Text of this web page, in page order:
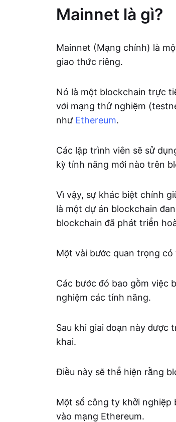
Mainnet là gì?
Mainnet (Mạng chính) là
giao thức riêng.
Nó là một blockchain trực
với mạng thử nghiệm
như Ethereum.
Các lập trình viên sẽ sử
kỳ tính năng mới nào trên
Vì vậy, sự khác biệt chính
là một dự án blockchain
blockchain đã phát triển
Một vài bước quan trọng
Các bước đó bao gồm việc
nghiệm các tính năng.
Sau khi giai đoạn này được
khai.
Điều này sẽ thể hiện rằng
Một số công ty khởi nghiệp
vào mạng Ethereum.